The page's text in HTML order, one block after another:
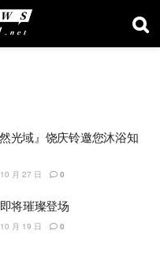
光域』饶庆铃邀您沐浴知
月 27 日 0
将璀璨登场
月 19 日 0